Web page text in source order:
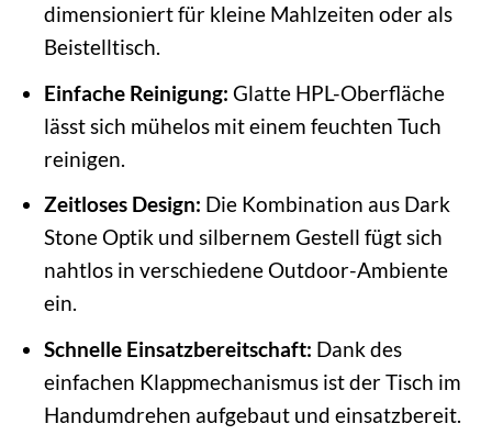
dimensioniert für kleine Mahlzeiten oder als
Beistelltisch.
Einfache Reinigung: Glatte HPL-Oberfläche
lässt sich mühelos mit einem feuchten Tuch
reinigen.
Zeitloses Design: Die Kombination aus Dark
Stone Optik und silbernem Gestell fügt sich
nahtlos in verschiedene Outdoor-Ambiente
ein.
Schnelle Einsatzbereitschaft: Dank des
einfachen Klappmechanismus ist der Tisch im
Handumdrehen aufgebaut und einsatzbereit.